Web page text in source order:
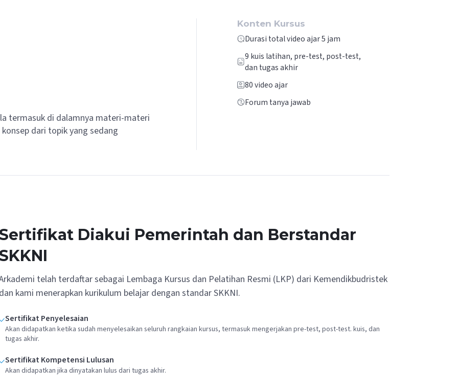
termasuk di dalamnya materi-materi
dari topik yang sedang
Konten Kursus
Durasi total video ajar 5 jam
9 kuis latihan, pre-test, post-test,
dan tugas akhir
80video ajar
Forum tanya jawab
Diakui Pemerintah dan Berstandar
telah terdaftar sebagai Lembaga Kursus dan Pelatihan Resmi (LKP) dari Kemendikbudristek
kami menerapkan kurikulum belajar dengan standar SKKNI.
Sertifikat Penyelesaian
Akan didapatkan ketika sudah menyelesaikan seluruh rangkaian kursus, termasuk mengerjakan pre-test, post-test. kuis, dan
tugas akhir.
Sertifikat Kompetensi Lulusan
Akan didapatkan jika dinyatakan lulus dari tugas akhir.